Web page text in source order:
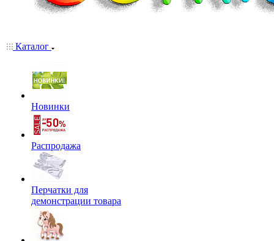
Каталог
Новинки
Распродажа
Перчатки для
демонстрации товара